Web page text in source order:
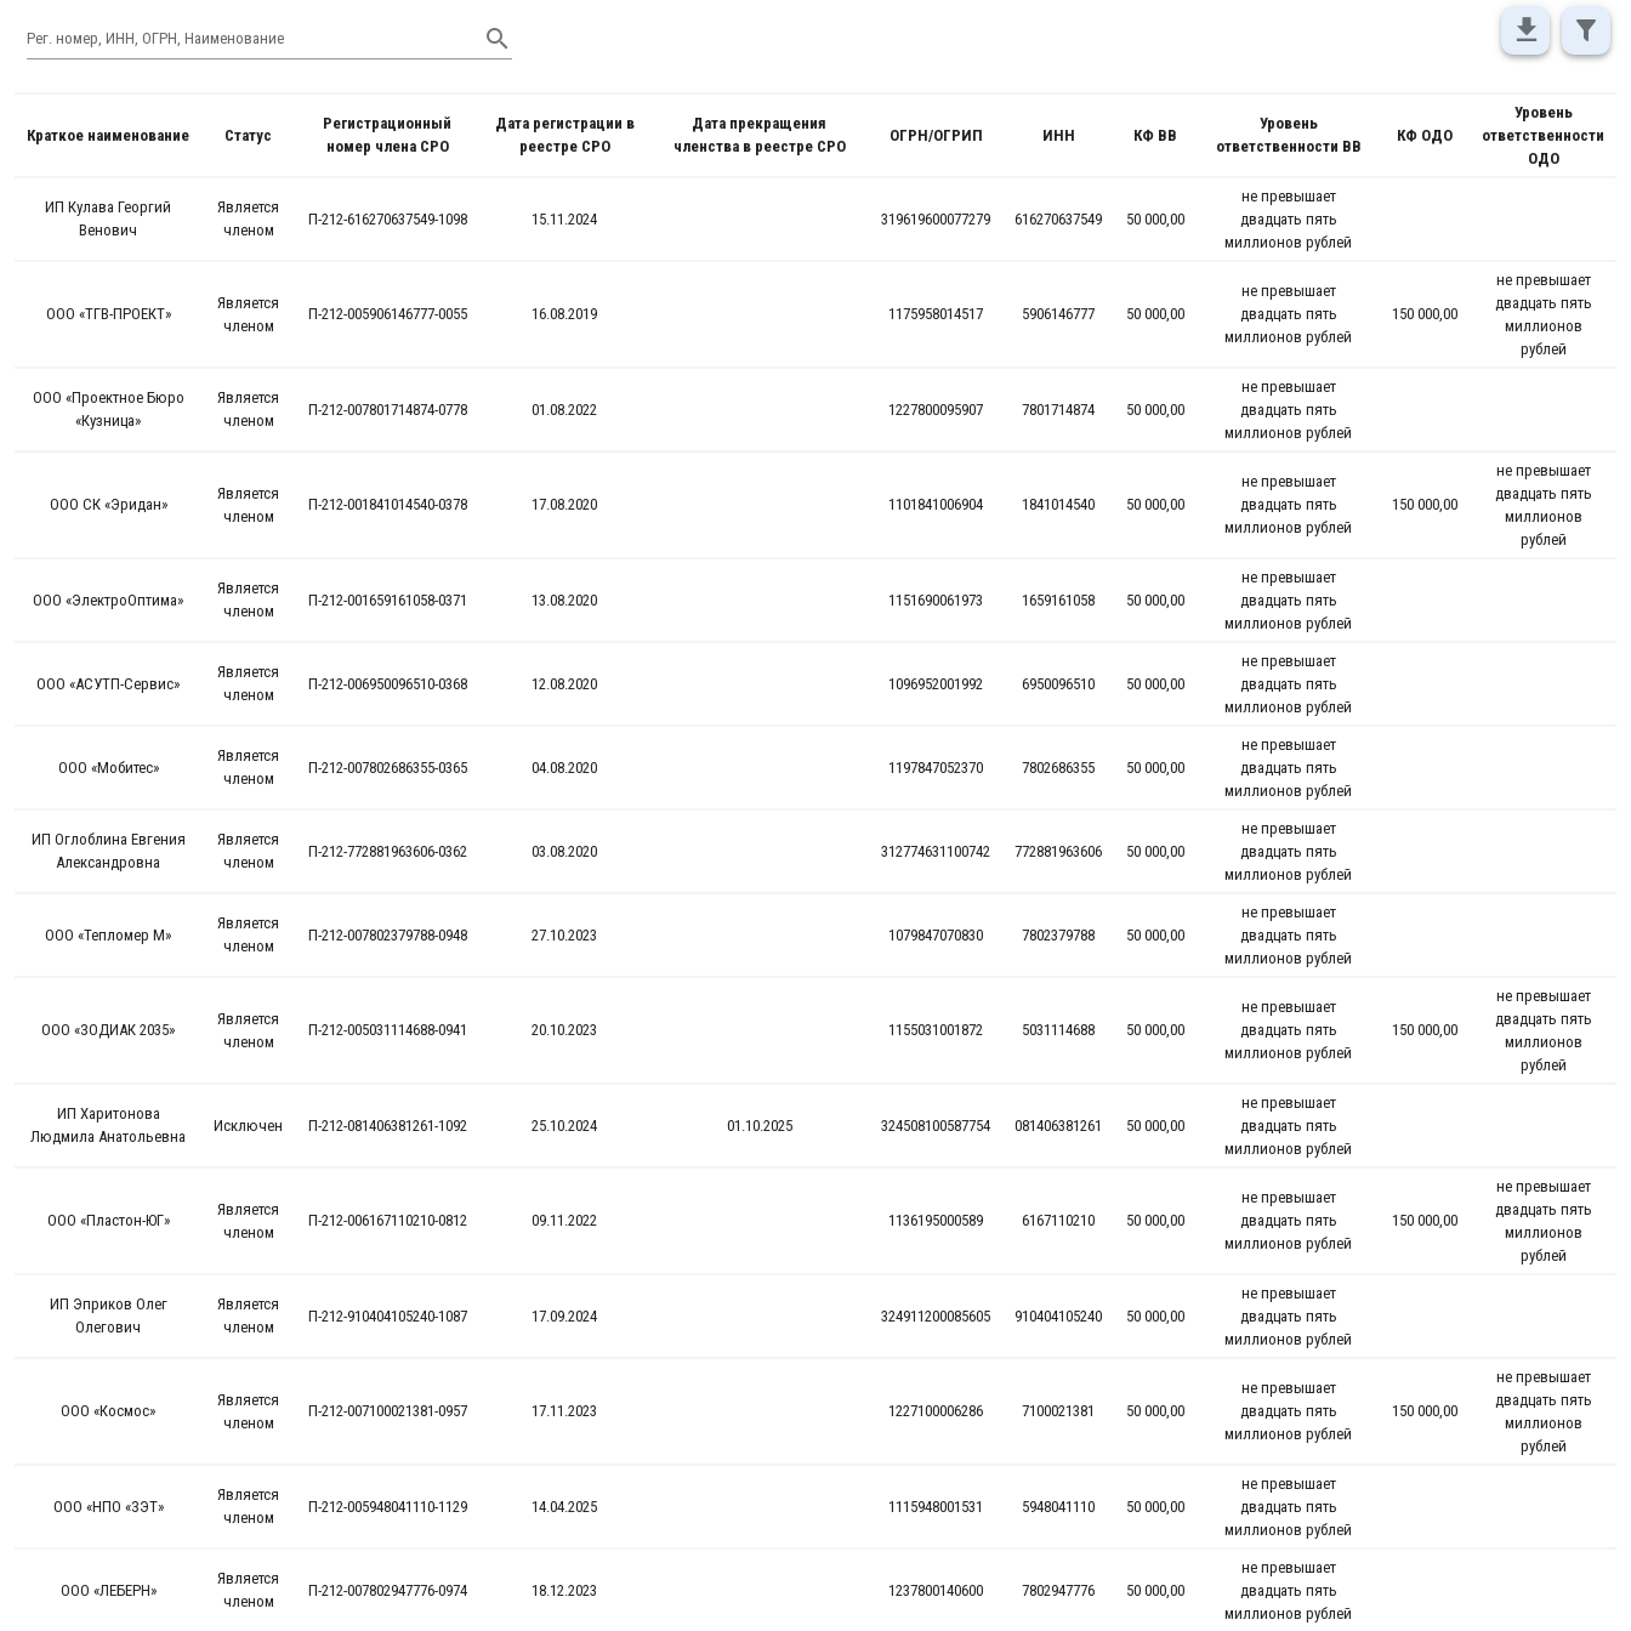
Рег. номер, ИНН, ОГРН, Наименование
Краткое наименование Статус
Регистрационный
номер члена СРО
Дата регистрации в
реестре СРО
Дата прекращения
членства в реестре СРО
ОГРН/ОГРИП ИНН КФ ВВ
Уровень
ответственности ВВ
КФ ОДО
Уровень
ответственности
ОДО
ИП Кулава Георгий
Венович
Является
членом
П-212-616270637549-1098 15.11.2024 319619600077279 616270637549 50 000,00
не превышает
двадцать пять
миллионов рублей
ООО «ТГВ-ПРОЕКТ»
Является
членом
П-212-005906146777-0055 16.08.2019 1175958014517 5906146777 50 000,00
не превышает
двадцать пять
миллионов рублей
150 000,00
не превышает
двадцать пять
миллионов
рублей
ООО «Проектное Бюро
«Кузница»
Является
членом
П-212-007801714874-0778 01.08.2022 1227800095907 7801714874 50 000,00
не превышает
двадцать пять
миллионов рублей
ООО СК «Эридан»
Является
членом
П-212-001841014540-0378 17.08.2020 1101841006904 1841014540 50 000,00
не превышает
двадцать пять
миллионов рублей
150 000,00
не превышает
двадцать пять
миллионов
рублей
ООО «ЭлектроОптима»
Является
членом
П-212-001659161058-0371 13.08.2020 1151690061973 1659161058 50 000,00
не превышает
двадцать пять
миллионов рублей
ООО «АСУТП-Сервис»
Является
членом
П-212-006950096510-0368 12.08.2020 1096952001992 6950096510 50 000,00
не превышает
двадцать пять
миллионов рублей
ООО «Мобитес»
Является
членом
П-212-007802686355-0365 04.08.2020 1197847052370 7802686355 50 000,00
не превышает
двадцать пять
миллионов рублей
ИП Оглоблина Евгения
Александровна
Является
членом
П-212-772881963606-0362 03.08.2020 312774631100742 772881963606 50 000,00
не превышает
двадцать пять
миллионов рублей
ООО «Тепломер М»
Является
членом
П-212-007802379788-0948 27.10.2023 1079847070830 7802379788 50 000,00
не превышает
двадцать пять
миллионов рублей
ООО «ЗОДИАК 2035»
Является
членом
П-212-005031114688-0941 20.10.2023 1155031001872 5031114688 50 000,00
не превышает
двадцать пять
миллионов рублей
150 000,00
не превышает
двадцать пять
миллионов
рублей
ИП Харитонова
Людмила Анатольевна
Исключен П-212-081406381261-1092 25.10.2024 01.10.2025 324508100587754 081406381261 50 000,00
не превышает
двадцать пять
миллионов рублей
ООО «Пластон-ЮГ»
Является
членом
П-212-006167110210-0812 09.11.2022 1136195000589 6167110210 50 000,00
не превышает
двадцать пять
миллионов рублей
150 000,00
не превышает
двадцать пять
миллионов
рублей
ИП Эприков Олег
Олегович
Является
членом
П-212-910404105240-1087 17.09.2024 324911200085605 910404105240 50 000,00
не превышает
двадцать пять
миллионов рублей
ООО «Космос»
Является
членом
П-212-007100021381-0957 17.11.2023 1227100006286 7100021381 50 000,00
не превышает
двадцать пять
миллионов рублей
150 000,00
не превышает
двадцать пять
миллионов
рублей
ООО «НПО «ЗЭТ»
Является
членом
П-212-005948041110-1129 14.04.2025 1115948001531 5948041110 50 000,00
не превышает
двадцать пять
миллионов рублей
ООО «ЛЕБЕРН»
Является
членом
П-212-007802947776-0974 18.12.2023 1237800140600 7802947776 50 000,00
не превышает
двадцать пять
миллионов рублей